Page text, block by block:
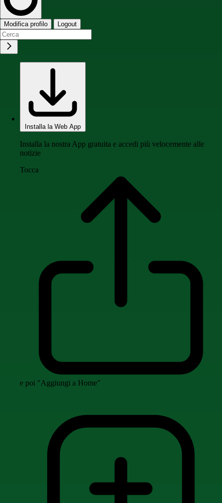
Modifica profilo Logout
Installa la Web App
Installa la nostra App gratuita e accedi più velocemente alle
notizie
Tocca
e poi "Aggiungi a Home"